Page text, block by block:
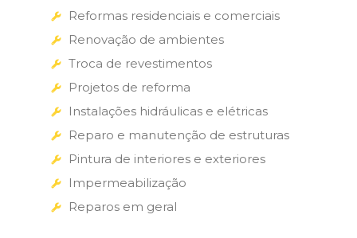
Reformas residenciais e comerciais
Renovação de ambientes
Troca de revestimentos
Projetos de reforma
Instalações hidráulicas e elétricas
Reparo e manutenção de estruturas
Pintura de interiores e exteriores
Impermeabilização
Reparos em geral